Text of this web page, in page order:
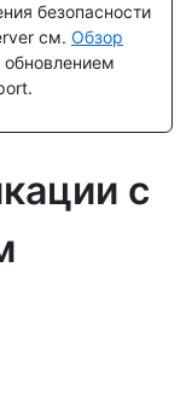
безопасности
см. Обзор
с